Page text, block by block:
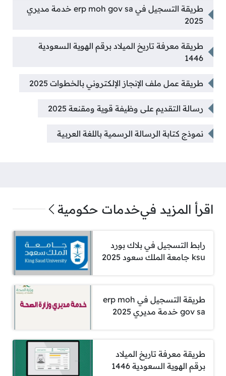
طريقة التسجيل في erp moh gov sa خدمة مديري
2025
طريقة معرفة تاريخ الميلاد برقم الهوية السعودية
1446
طريقة عمل ملف الإنجاز الإلكتروني بالخطوات 2025
رسالة التقديم على وظيفة قوية ومقنعة 2025
نموذج كتابة الرسالة الرسمية باللغة العربية
اقرأ المزيد فيخدمات حكومية
رابط التسجيل في بلاك بورد
ksu جامعة الملك سعود 2025
طريقة التسجيل في erp moh
gov sa خدمة مديري 2025
طريقة معرفة تاريخ الميلاد
برقم الهوية السعودية 1446